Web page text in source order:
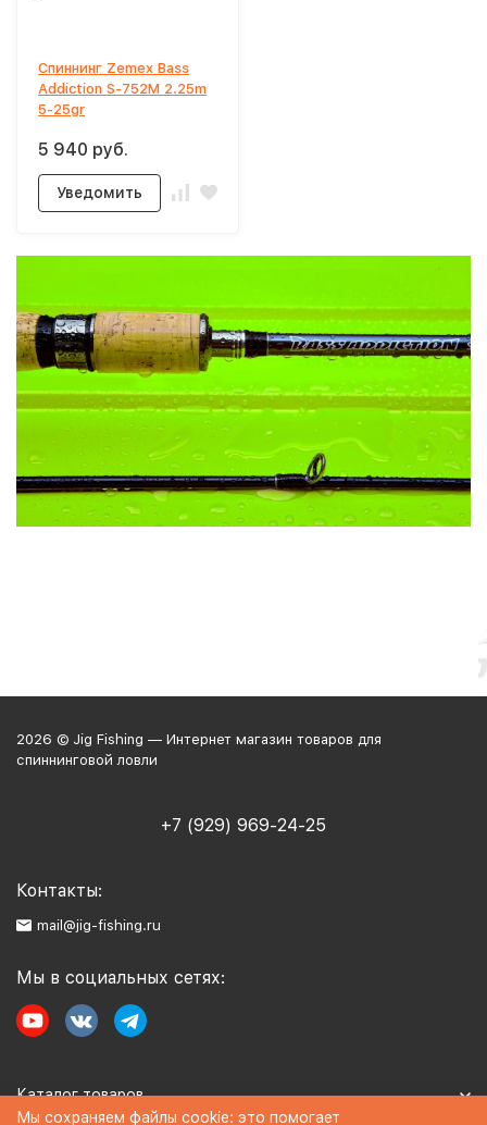
Спиннинг Zemex Bass
Addiction S-752M 2.25m
5-25gr
5 940 руб.
Уведомить
2026 © Jig Fishing — Интернет магазин товаров для
спиннинговой ловли
+7 (929) 969-24-25
Контакты:
mail@jig-fishing.ru
Мы в социальных сетях:
Каталог товаров
Мы сохраняем файлы cookie: это помогает